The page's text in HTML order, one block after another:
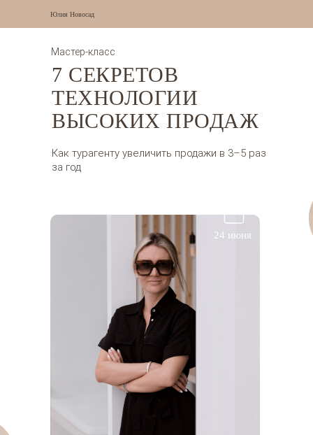
Юлия Новосад
Мастер-класс
Как турагенту увеличить продажи в 3–5 раз
за год
24 июня
7 СЕКРЕТОВ
ТЕХНОЛОГИИ
ВЫСОКИХ ПРОДАЖ